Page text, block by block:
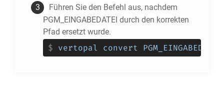
Führen Sie den Befehl aus, nachdem
PGM_EINGABEDATEI durch den korrekten
Pfad ersetzt wurde.
$ vertopal convert